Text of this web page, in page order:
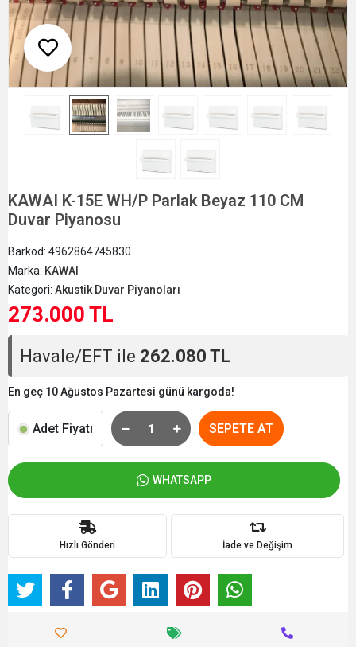
KAWAI K-15E WH/P Parlak Beyaz 110 CM
Duvar Piyanosu
Barkod: 4962864745830
Marka: KAWAI
Kategori: Akustik Duvar Piyanoları
273.000 TL
Havale/EFT ile 262.080 TL
En geç 10 Ağustos Pazartesi günü kargoda!
Adet Fiyatı SEPETE AT
WHATSAPP
Hızlı Gönderi İade ve Değişim